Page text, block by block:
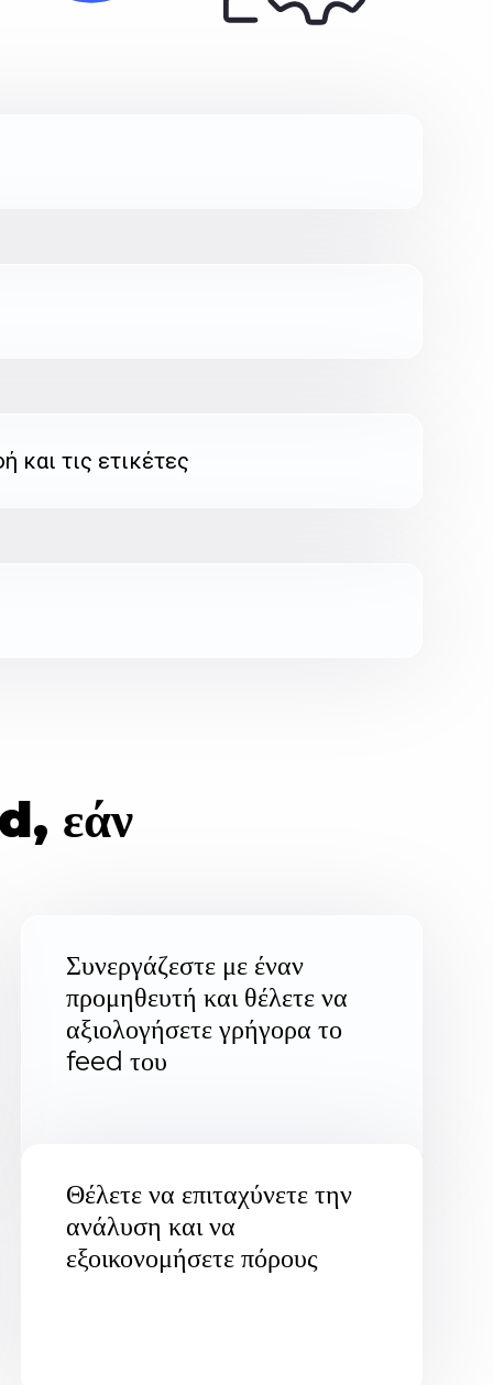
και τις ετικέτες
εάν
Συνεργάζεστε με έναν
προμηθευτή και θέλετε να
αξιολογήσετε γρήγορα το
feed του
Θέλετε να επιταχύνετε την
ανάλυση και να
εξοικονομήσετε πόρους